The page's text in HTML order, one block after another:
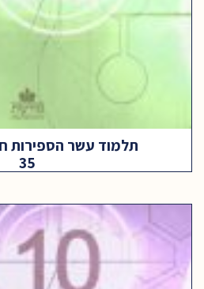
תלמוד עשר הספירות
35